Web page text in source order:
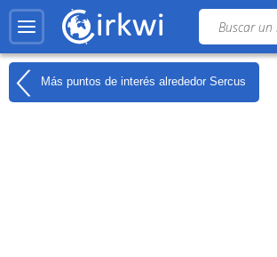
Más puntos de interés alrededor Sercus